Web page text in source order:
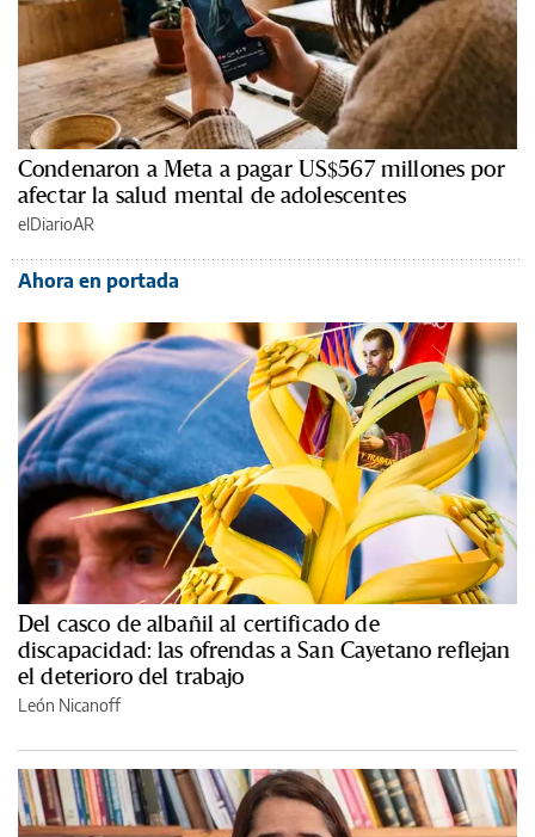
Condenaron a Meta a pagar US$567 millones por
afectar la salud mental de adolescentes
elDiarioAR
Ahora en portada
Del casco de albañil al certificado de
discapacidad: las ofrendas a San Cayetano reflejan
el deterioro del trabajo
León Nicanoff